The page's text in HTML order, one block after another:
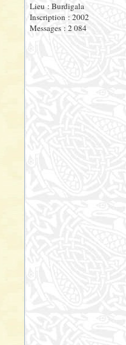
Lieu : Burdigala
Inscription : 2002
Messages : 2 084